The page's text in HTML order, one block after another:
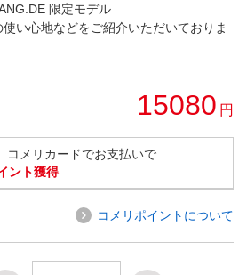
限定モデル
い心地などをご紹介いただいておりま
15080 円
コメリカードでお支払いで
ント獲得
コメリポイントについて